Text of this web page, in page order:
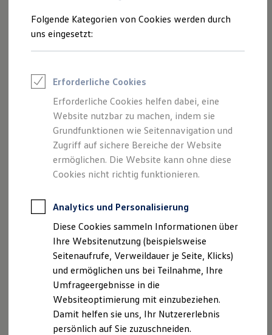
Saisonangebote
Reifenpakete
Leasing
Leasing-Angebote
Elektroauto Leasing
Kleinwagen-Leasing
Leasing ohne Anzahlung
Finanzierung
Autokredit mit Schlussrate
Versicherungen und Garantien
Kfz-Versicherung
Restschuldversicherungen
Garantien
Professional Class bei Volkswagen
Behörden
Direktkunden
Sonderfahrzeuge
Anpfiff zum Gewinn
Elektromobilität
Elektroautos
ID. Tutorials
Elektrofahrzeugkonzepte
ID. EVERY1
Reichweite
Der Polo
Kompakt, wendig und voller Möglichkeiten.
Entdecken Sie den Polo.
Mehr zum Polo erfahren
Folgende Kategorien von Cookies werden durch
uns eingesetzt:
Erforderliche Cookies
Erforderliche Cookies helfen dabei, eine
Website nutzbar zu machen, indem sie
Grundfunktionen wie Seitennavigation und
Zugriff auf sichere Bereiche der Website
ermöglichen. Die Website kann ohne diese
Cookies nicht richtig funktionieren.
Analytics und Personalisierung
Diese Cookies sammeln Informationen über
Ihre Websitenutzung (beispielsweise
Seitenaufrufe, Verweildauer je Seite, Klicks)
und ermöglichen uns bei Teilnahme, Ihre
Umfrageergebnisse in die
Websiteoptimierung mit einzubeziehen.
Damit helfen sie uns, Ihr Nutzererlebnis
persönlich auf Sie zuzuschneiden.